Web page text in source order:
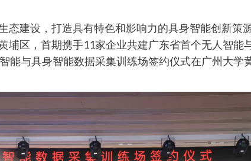
态建设，打造具有特色和影响力的具身智能创新策
埔区，首期携手11家企业共建广东省首个无人智能
能与具身智能数据采集训练场签约仪式在广州大学